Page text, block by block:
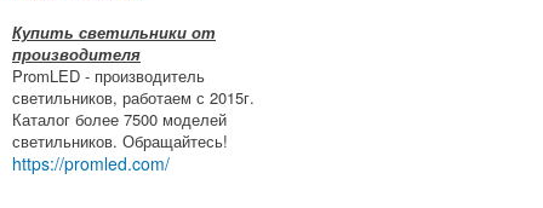
Купить светильники от
производителя
PromLED - производитель
светильников, работаем с 2015г.
Каталог более 7500 моделей
светильников. Обращайтесь!
https://promled.com/